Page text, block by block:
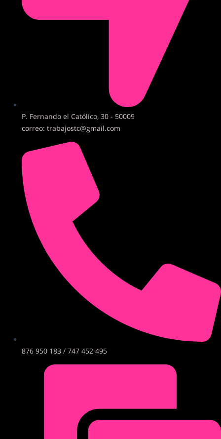
P. Fernando el Católico, 30 - 50009
correo: trabajostc@gmail.com
876 950 183 / 747 452 495